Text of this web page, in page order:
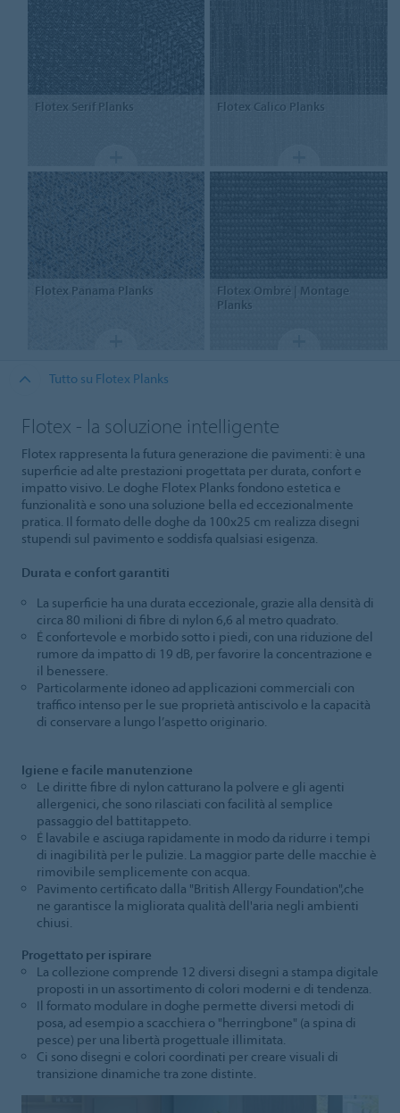
Flotex Serif Planks Flotex Calico Planks
Flotex Panama Planks Flotex Ombré | Montage
Planks
Tutto su Flotex Planks
Flotex - la soluzione intelligente
Flotex rappresenta la futura generazione die pavimenti: è una
superficie ad alte prestazioni progettata per durata, confort e
impatto visivo. Le doghe Flotex Planks fondono estetica e
funzionalità e sono una soluzione bella ed eccezionalmente
pratica. Il formato delle doghe da 100x25 cm realizza disegni
stupendi sul pavimento e soddisfa qualsiasi esigenza.
Durata e confort garantiti
La superficie ha una durata eccezionale, grazie alla densità di
circa 80 milioni di fibre di nylon 6,6 al metro quadrato.
É confortevole e morbido sotto i piedi, con una riduzione del
rumore da impatto di 19 dB, per favorire la concentrazione e
il benessere.
Particolarmente idoneo ad applicazioni commerciali con
traffico intenso per le sue proprietà antiscivolo e la capacità
di conservare a lungo l’aspetto originario.
Igiene e facile manutenzione
Le diritte fibre di nylon catturano la polvere e gli agenti
allergenici, che sono rilasciati con facilità al semplice
passaggio del battitappeto.
É lavabile e asciuga rapidamente in modo da ridurre i tempi
di inagibilità per le pulizie. La maggior parte delle macchie è
rimovibile semplicemente con acqua.
Pavimento certificato dalla "British Allergy Foundation",che
ne garantisce la migliorata qualità dell'aria negli ambienti
chiusi.
Progettato per ispirare
La collezione comprende 12 diversi disegni a stampa digitale
proposti in un assortimento di colori moderni e di tendenza.
Il formato modulare in doghe permette diversi metodi di
posa, ad esempio a scacchiera o "herringbone" (a spina di
pesce) per una libertà progettuale illimitata.
Ci sono disegni e colori coordinati per creare visuali di
transizione dinamiche tra zone distinte.